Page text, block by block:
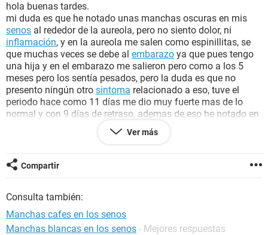
BIENESTAR
SEXUALIDAD
GLOSARIO
hola buenas tardes.
mi duda es que he notado unas manchas oscuras en mis
senos al rededor de la aureola, pero no siento dolor, ni
inflamación, y en la aureola me salen como espinillitas, se
que muchas veces se debe al embarazo ya que pues tengo
una hija y en el embarazo me salieron pero como a los 5
meses pero los sentía pesados, pero la duda es que no
presento ningún otro sintoma relacionado a eso, tuve el
periodo hace como 11 días me dio muy fuerte mas de lo
normal y con 9 días de retraso, ademas de eso he notado en
uno de mis senos como unas ronchitas rojas como si yo me
rascara pero no es así. sera un nuevo embarazo ya que pues
agradezco la respuesta.
Ver más
Compartir
Consulta también:
Manchas cafes en los senos
Manchas blancas en los senos - Mejores respuestas